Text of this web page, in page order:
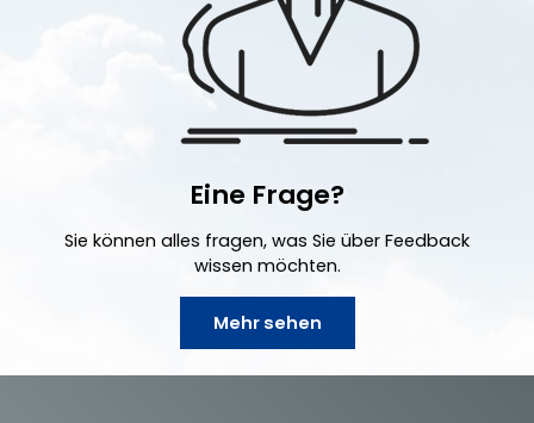
Eine Frage?
Sie können alles fragen, was Sie über Feedback
wissen möchten.
Mehr sehen